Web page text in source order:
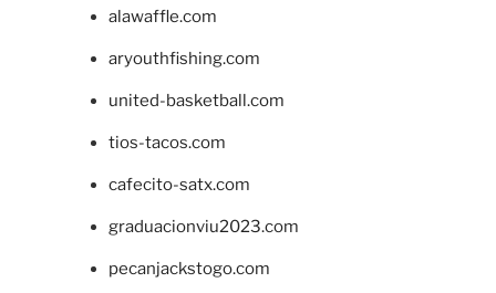
alawaffle.com
aryouthfishing.com
united-basketball.com
tios-tacos.com
cafecito-satx.com
graduacionviu2023.com
pecanjackstogo.com